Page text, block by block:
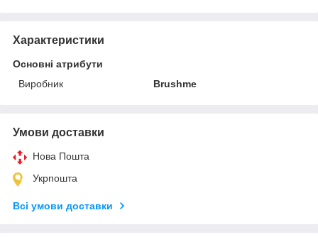
Характеристики
Основні атрибути
Виробник
Brushme
Умови доставки
Нова Пошта
Укрпошта
Всі умови доставки